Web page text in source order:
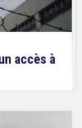
accès à